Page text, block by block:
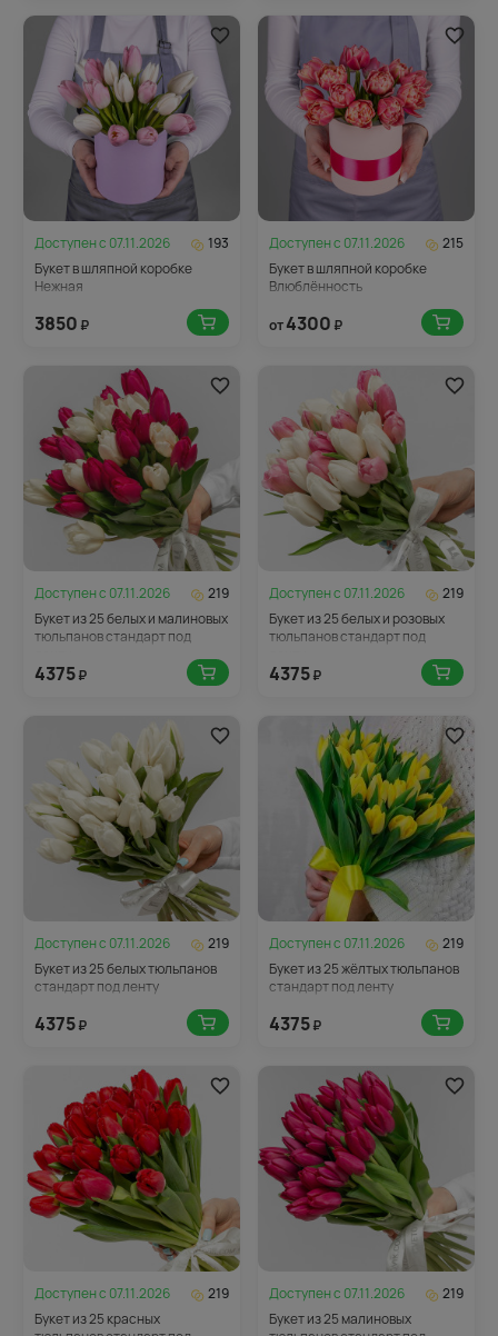
Доступен с 07.11.2026
193
Букет в шляпной коробке
Нежная
3850 ₽
Доступен с 07.11.2026
215
Букет в шляпной коробке
Влюблённость
от4300 ₽
Доступен с 07.11.2026
219
Букет из 25 белых и малиновых
тюльпанов стандарт под
4375₽
Доступен с 07.11.2026
219
Букет из 25 белых и розовых
тюльпанов стандарт под
4375₽
Доступен с 07.11.2026
219
Букет из 25 белых тюльпанов
стандарт под ленту
4375₽
Доступен с 07.11.2026
219
Букет из 25 жёлтых тюльпанов
стандарт под ленту
4375₽
Доступен с 07.11.2026
219
Букет из 25 красных
Доступен с 07.11.2026
219
Букет из 25 малиновых